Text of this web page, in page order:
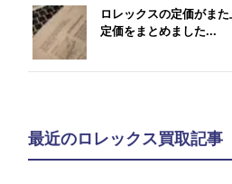
ロレックスの定価がま
定価をまとめました...
最近のロレックス買取記事